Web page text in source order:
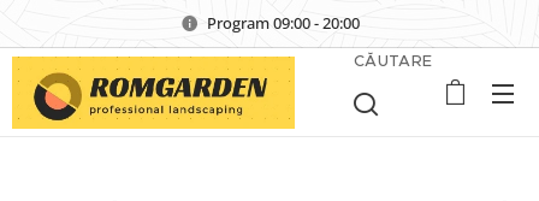
Program 09:00 - 20:00
CĂUTARE